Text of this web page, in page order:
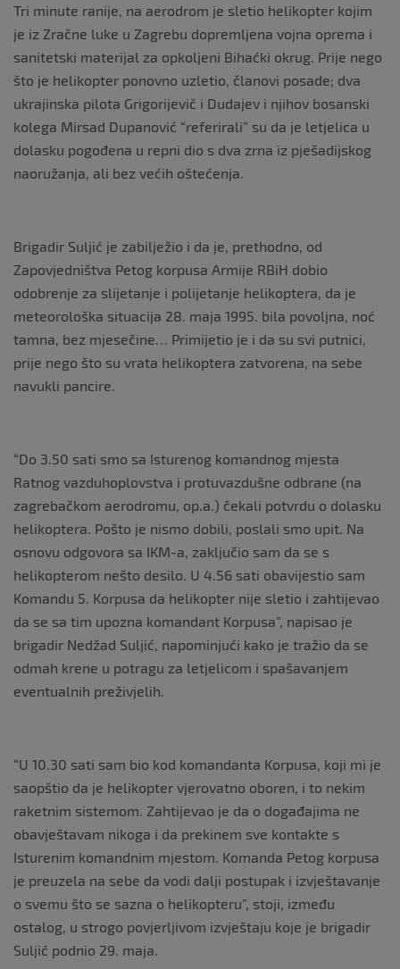
Tri minute ranije, na aerodrom je sletio helikopter kojim
je iz Zračne luke u Zagrebu dopremljena vojna oprema i
sanitetski materijal za opkoljeni Bihaćki okrug. Prije nego
što je helikopter ponovno uzletio, članovi posade; dva
ukrajinska pilota Grigorijevič i Dudajev i njihov bosanski
kolega Mirsad Dupanović “referirali” su da je letjelica u
dolasku pogođena u repni dio s dva zrna iz pješadijskog
naoružanja, ali bez većih oštećenja.
Brigadir Suljić je zabilježio i da je, prethodno, od
Zapovjedništva Petog korpusa Armije RBiH dobio
odobrenje za slijetanje i polijetanje helikoptera, da je
meteorološka situacija 28. maja 1995. bila povoljna, noć
tamna, bez mjesečine… Primijetio je i da su svi putnici,
prije nego što su vrata helikoptera zatvorena, na sebe
navukli pancire.
“Do 3.50 sati smo sa Isturenog komandnog mjesta
Ratnog vazduhoplovstva i protuvazdušne odbrane (na
zagrebačkom aerodromu, op.a.) čekali potvrdu o dolasku
helikoptera. Pošto je nismo dobili, poslali smo upit. Na
osnovu odgovora sa IKM-a, zaključio sam da se s
helikopterom nešto desilo. U 4.56 sati obavijestio sam
Komandu 5. Korpusa da helikopter nije sletio i zahtijevao
da se sa tim upozna komandant Korpusa”, napisao je
brigadir Nedžad Suljić, napominjući kako je tražio da se
odmah krene u potragu za letjelicom i spašavanjem
eventualnih preživjelih.
“U 10.30 sati sam bio kod komandanta Korpusa, koji mi je
saopštio da je helikopter vjerovatno oboren, i to nekim
raketnim sistemom. Zahtijevao je da o događajima ne
obavještavam nikoga i da prekinem sve kontakte s
Isturenim komandnim mjestom. Komanda Petog korpusa
je preuzela na sebe da vodi dalji postupak i izvještavanje
o svemu što se sazna o helikopteru”, stoji, između
ostalog, u strogo povjerljivom izvještaju koje je brigadir
Suljić podnio 29. maja.